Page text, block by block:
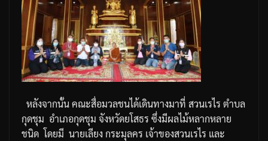
หลังจากนั้นคณะสื่อมวลชนได้เดินทางมาที่ สวนเรไร ตำบล
กุดชุม อำเภอกุดชุม จังหวัดยโสธร ซึ่งมีผลไม้หลากหลาย
ชนิด โดยมี นายเลียง กระมุลคร เจ้าของสวนเรไร และ